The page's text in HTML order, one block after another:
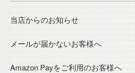
当店からのお知らせ
メールが届かないお客様へ
Amazon Payをご利用のお客様へ